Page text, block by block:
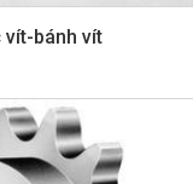
vít-bánh vít